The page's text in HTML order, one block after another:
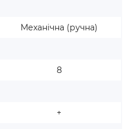
Механічна (ручна)
8
+